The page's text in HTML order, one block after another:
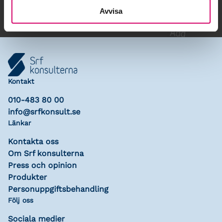
Avvisa
Kontakt
010-483 80 00
info@srfkonsult.se
Länkar
Kontakta oss
Om Srf konsulterna
Press och opinion
Produkter
Personuppgiftsbehandling
Följ oss
Sociala medier